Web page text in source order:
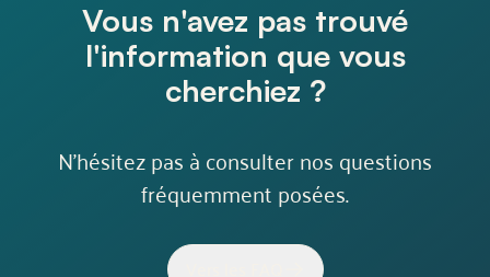
Vous n'avez pas trouvé
l'information que vous
cherchiez ?
N'hésitez pas à consulter nos questions
fréquemment posées.